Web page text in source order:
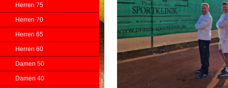
Herren 75
Herren 70
Herren 65
Herren 60
Damen 50
Damen 40